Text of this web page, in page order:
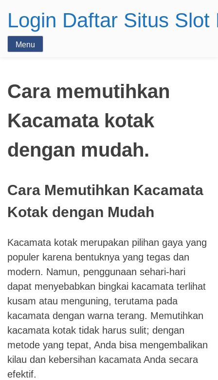
Login Daftar Situs Slot
Menu
Cara memutihkan
Kacamata kotak
dengan mudah.
Cara Memutihkan Kacamata
Kotak dengan Mudah
Kacamata kotak merupakan pilihan gaya yang
populer karena bentuknya yang tegas dan
modern. Namun, penggunaan sehari-hari
dapat menyebabkan bingkai kacamata terlihat
kusam atau menguning, terutama pada
kacamata dengan warna terang. Memutihkan
kacamata kotak tidak harus sulit; dengan
metode yang tepat, Anda bisa mengembalikan
kilau dan kebersihan kacamata Anda secara
efektif.